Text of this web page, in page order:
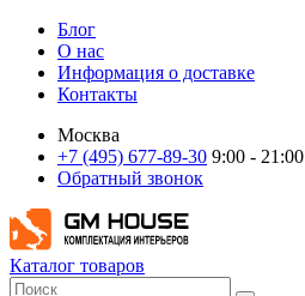
Блог
О нас
Информация о доставке
Контакты
Москва
+7 (495) 677-89-30 9:00 - 21:00
Обратный звонок
Каталог товаров